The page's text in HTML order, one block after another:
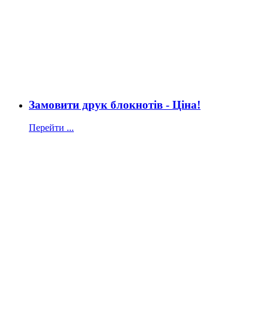
Замовити друк блокнотів - Ціна!
Перейти ...